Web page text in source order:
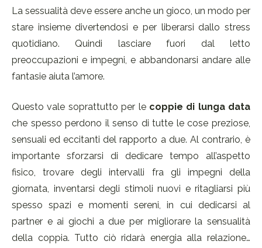
La sessualità deve essere anche un gioco, un modo per
stare insieme divertendosi e per liberarsi dallo stress
quotidiano. Quindi lasciare fuori dal letto
preoccupazioni e impegni, e abbandonarsi andare alle
fantasie aiuta l’amore.
Questo vale soprattutto per lecoppie di lunga data
che spesso perdono il senso di tutte le cose preziose,
sensuali ed eccitanti del rapporto a due. Al contrario, è
importante sforzarsi di dedicare tempo all’aspetto
fisico, trovare degli intervalli fra gli impegni della
giornata, inventarsi degli stimoli nuovi e ritagliarsi più
spesso spazi e momenti sereni, in cui dedicarsi al
partner e ai giochi a due per migliorare la sensualità
della coppia. Tutto ciò ridarà energia alla relazione…